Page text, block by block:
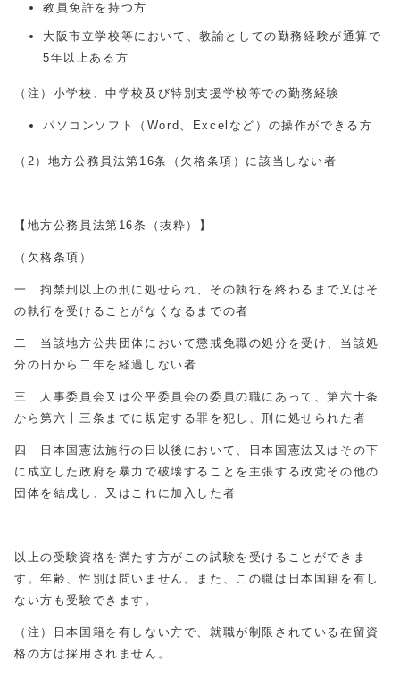
教員免許を持つ方
大阪市立学校等において、教諭としての勤務経験が通算で
5年以上ある方
（注）小学校、中学校及び特別支援学校等での勤務経験
パソコンソフト（Word、Excelなど）の操作ができる方
（ 2 ）地方公務員法第 16条（欠格条項）に該当しない者
【地方公務員法第 16条（抜粋）】
（欠格条項）
一 拘禁刑以上の刑に処せられ、その執行を終わるまで又はそ
の執行を受けることがなくなるまでの者
二 当該地方公共団体において懲戒免職の処分を受け、当該処
分の日から二年を経過しない者
三 人事委員会又は公平委員会の委員の職にあって、第六十条
から第六十三条までに規定する罪を犯し、刑に処せられた者
四 日本国憲法施行の日以後において、日本国憲法又はその下
に成立した政府を暴力で破壊することを主張する政党その他の
団体を結成し、又はこれに加入した者
以上の受験資格を満たす方がこの試験を受けることができま
す。年齢、性別は問いません。また、この職は日本国籍を有し
ない方も受験できます。
（注）日本国籍を有しない方で、就職が制限されている在留資
格の方は採用されません。